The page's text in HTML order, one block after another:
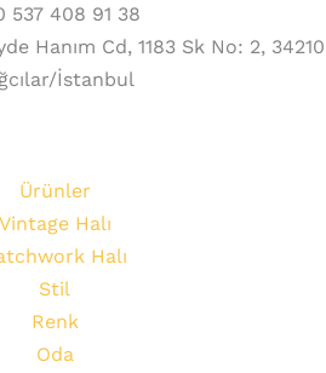
537 408 91 38
Hanım Cd, 1183 Sk No: 2, 34210
İstanbul
Ürünler
Vintage Halı
Halı
Stil
Renk
Oda